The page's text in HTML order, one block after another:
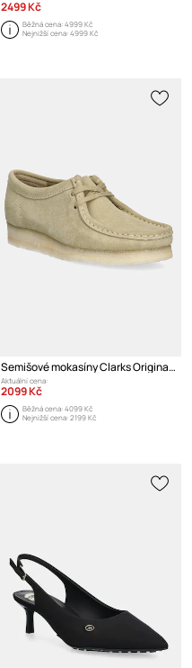
2499 Kč
Běžná cena:4999 Kč
Nejnižší cena:4999 Kč
Semišové mokasíny Clarks Originals
Aktuální cena:
2099 Kč
Běžná cena:4099 Kč
Nejnižší cena:2199 Kč